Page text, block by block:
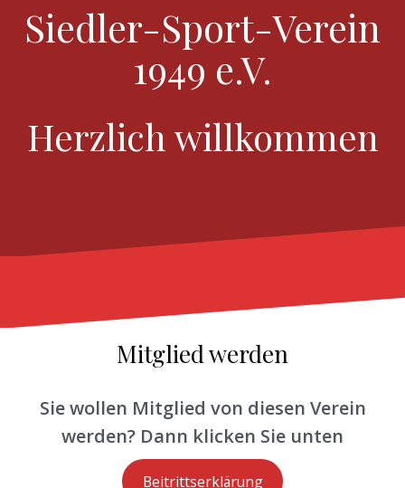
Siedler-Sport-Verein
1949 e.V.
Herzlich willkommen
Mitglied werden
Sie wollen Mitglied von diesen Verein
werden? Dann klicken Sie unten
Beitrittserklärung